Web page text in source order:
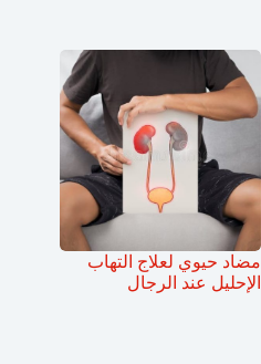
مضاد حيوي لعلاج التهاب
الإحليل عند الرجال